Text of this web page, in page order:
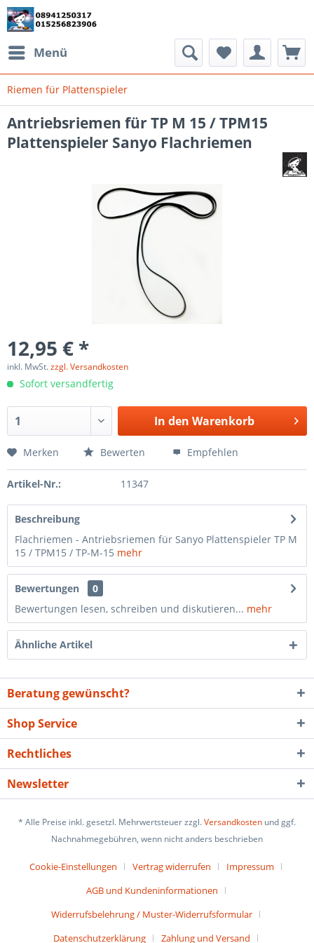
Menü
Riemen für Plattenspieler
Antriebsriemen für TP M 15 / TPM15
Plattenspieler Sanyo Flachriemen
12,95 € *
inkl. MwSt.zzgl. Versandkosten
Sofort versandfertig
In den Warenkorb
Merken Bewerten Empfehlen
Artikel-Nr.: 11347
Beschreibung
Flachriemen - Antriebsriemen für Sanyo Plattenspieler TP M
15 / TPM15 / TP-M-15 mehr
Bewertungen
0
Bewertungen lesen, schreiben und diskutieren... mehr
Ähnliche Artikel
Beratung gewünscht?
Shop Service
Rechtliches
Newsletter
* Alle Preise inkl. gesetzl. Mehrwertsteuer zzgl.Versandkosten und ggf.
Nachnahmegebühren, wenn nicht anders beschrieben
Cookie-Einstellungen Vertrag widerrufen
Impressum
AGB und Kundeninformationen
Widerrufsbelehrung / Muster-Widerrufsformular
Datenschutzerklärung
Zahlung und Versand